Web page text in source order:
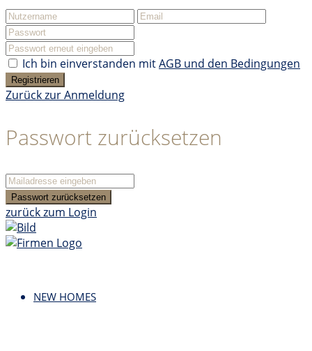
Ich bin einverstanden mitAGB und den Bedingungen
Registrieren
Zurück zur Anmeldung
Passwort zurücksetzen
Passwort zurücksetzen
zurück zum Login
NEW HOMES